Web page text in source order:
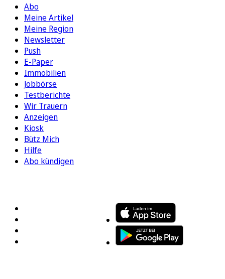
Abo
Meine Artikel
Meine Region
Newsletter
Push
E-Paper
Immobilien
Jobbörse
Testberichte
Wir Trauern
Anzeigen
Kiosk
Bütz Mich
Hilfe
Abo kündigen